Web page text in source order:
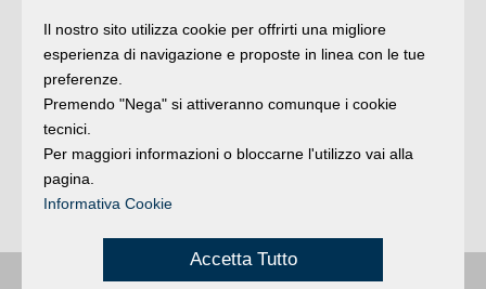
Articoli
e rubriche I
Agenda
gli appuntamenti del giorno
Argomenti:la storia delle notizie
quasi un rotocalco
Iscrivitialla newsletter
Il nostro sito utilizza cookie per offrirti una migliore
esperienza di navigazione e proposte in linea con le tue
preferenze.
Premendo "Nega" si attiveranno comunque i cookie
tecnici.
Per maggiori informazioni o bloccarne l'utilizzo vai alla
pagina.
Informativa Cookie
Accetta Tutto